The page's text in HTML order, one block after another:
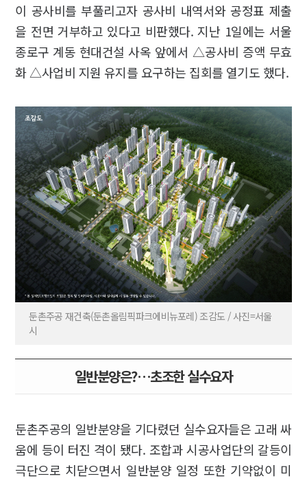
이 공사비를 부풀리고자 공사비 내역서와 공정표 제출
을 전면 거부하고 있다고 비판했다. 지난 1일에는 서울
종로구 계동 현대건설 사옥 앞에서 △공사비 증액 무효
화 △사업비 지원 유지를 요구하는 집회를 열기도 했다.
둔촌주공 재건축(둔촌올림픽파크에비뉴포레) 조감도 / 사진=서울
시
일반분양은?…초조한 실수요자
둔촌주공의 일반분양을 기다렸던 실수요자들은 고래 싸
움에 등이 터진 격이 됐다. 조합과 시공사업단의 갈등이
극단으로 치닫으면서 일반분양 일정 또한 기약없이 미